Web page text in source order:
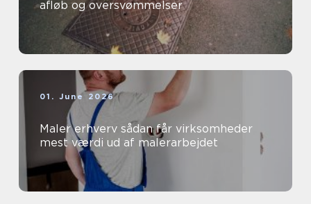
afløb og oversvømmelser
01. June 2026
Maler erhverv sådan får virksomheder
mest værdi ud af malerarbejdet